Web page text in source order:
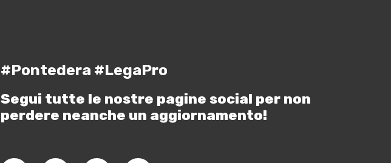
#Pontedera #LegaPro
Segui tutte le nostre pagine social per non
perdere neanche un aggiornamento!